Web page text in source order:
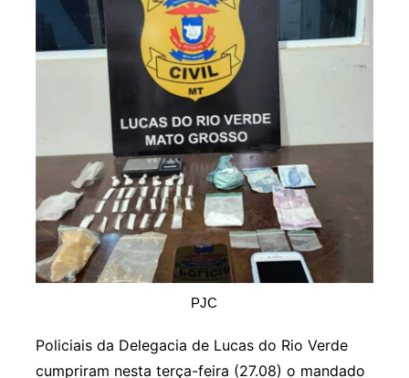
PJC
Policiais da Delegacia de Lucas do Rio Verde
cumpriram nesta terça-feira (27.08) o mandado